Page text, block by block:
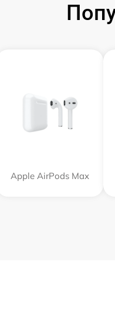
Apple AirPods Max